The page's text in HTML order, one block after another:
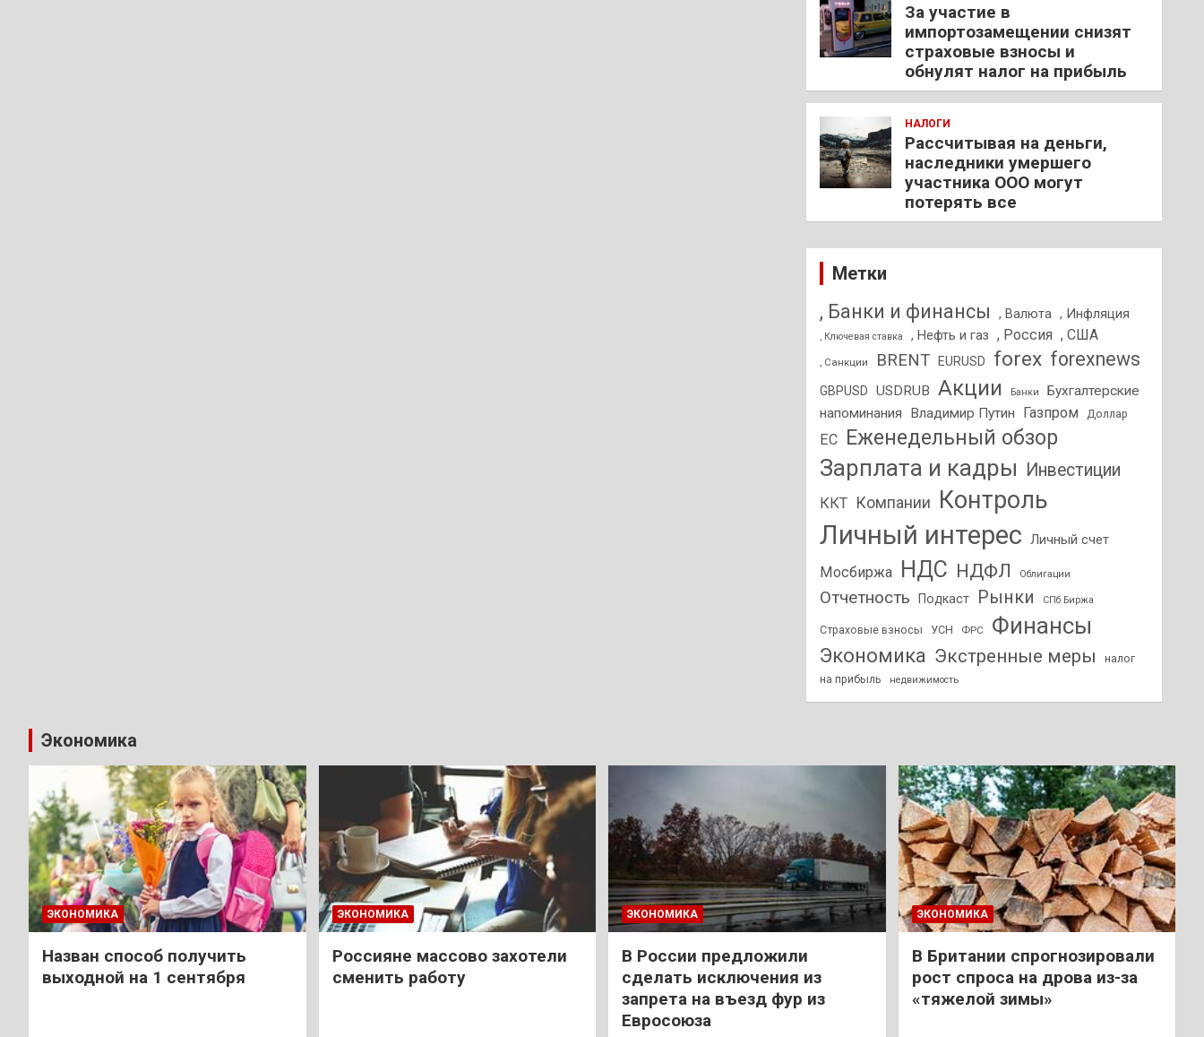
За участие в
импортозамещении снизят
страховые взносы и
обнулят налог на прибыль
НАЛОГИ
Рассчитывая на деньги,
наследники умершего
участника ООО могут
потерять все
Метки
, Банки и финансы , Валюта , Инфляция
, Ключевая ставка , Нефть и газ , Россия , США
, Санкции BRENT EURUSD forex forexnews
GBPUSD USDRUB Акции Банки
Бухгалтерские
напоминания
Владимир Путин Газпром Доллар
ЕС Еженедельный обзор
Зарплата и кадры Инвестиции
ККТ Компании Контроль
Личный интерес Личный счет
Мосбиржа НДС НДФЛ Облигации
Отчетность Подкаст Рынки СПб Биржа
Страховые взносы УСН ФРС Финансы
Экономика Экстренные меры
налог
на прибыль
недвижимость
Экономика
ЭКОНОМИКА
Назван способ получить
выходной на 1 сентября
ЭКОНОМИКА
Россияне массово захотели
сменить работу
ЭКОНОМИКА
В России предложили
сделать исключения из
запрета на въезд фур из
Евросоюза
ЭКОНОМИКА
В Британии спрогнозировали
рост спроса на дрова из-за
«тяжелой зимы»